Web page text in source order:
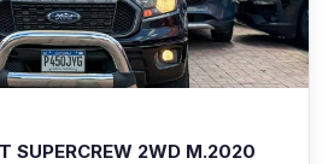
SUPERCREW 2WD M.2020